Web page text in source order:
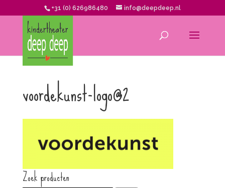
+31 (0) 626986480 info@deepdeep.nl
voordekunst-logo@2
Zoek producten